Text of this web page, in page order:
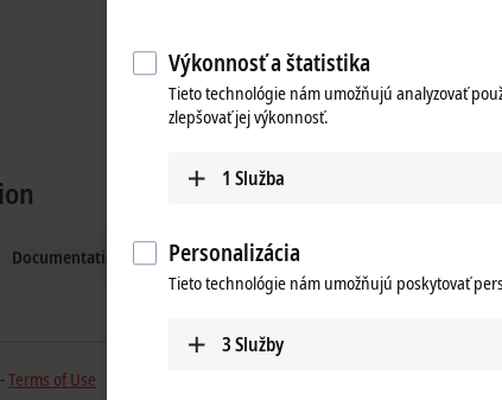
Documentation and downloads Additional products
Terms of Use
Výkonnosť a štatistika
Tieto technológie nám umožňujú analyzovať
zlepšovať jej výkonnosť.
1 Služba
Personalizácia
Tieto technológie nám umožňujú poskytovať
3Služby